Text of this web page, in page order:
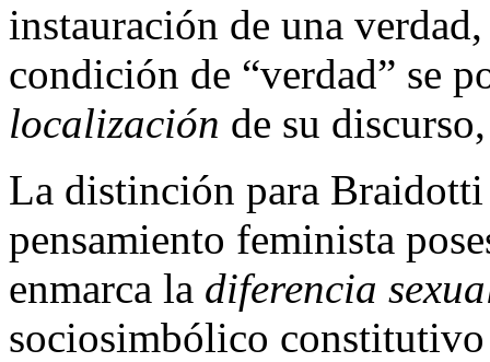
instauración de una
condición de “verdad” se
localización de su
La distinción para Braidotti
pensamiento feminista
enmarca la diferencia
sociosimbólico